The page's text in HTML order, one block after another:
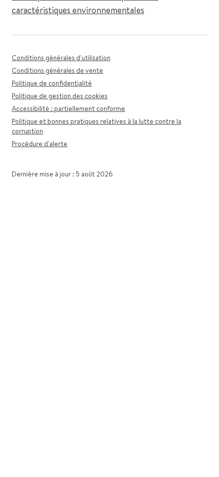
caractéristiques environnementales
Conditions générales d'utilisation
Conditions générales de vente
Politique de confidentialité
Politique de gestion des cookies
Accessibilité : partiellement conforme
Politique et bonnes pratiques relatives à la lutte contre la
corruption
Procédure d'alerte
Dernière mise à jour : 5 août 2026